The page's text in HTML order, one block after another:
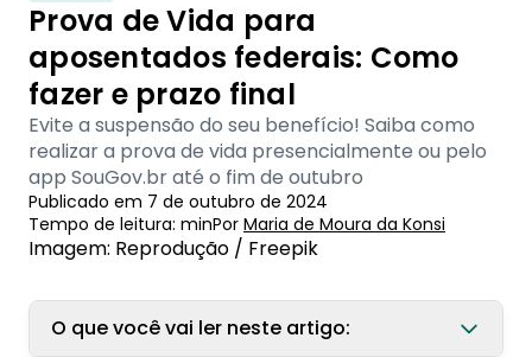
Prova de Vida para
aposentados federais: Como
fazer e prazo final
Evite a suspensão do seu benefício! Saiba como
realizar a prova de vida presencialmente ou pelo
app SouGov.br até o fim de outubro
Publicado em 7 de outubro de 2024
Tempo de leitura: minPor Maria de Moura da Konsi
Imagem: Reprodução / Freepik
O que você vai ler neste artigo: